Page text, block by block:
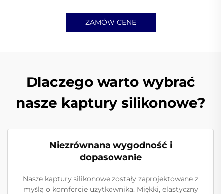
ZAMÓW CENĘ
Dlaczego warto wybrać
nasze kaptury silikonowe?
Niezrównana wygodność i
dopasowanie
Nasze kaptury silikonowe zostały zaprojektowane z
myślą o komforcie użytkownika. Miękki, elastyczny